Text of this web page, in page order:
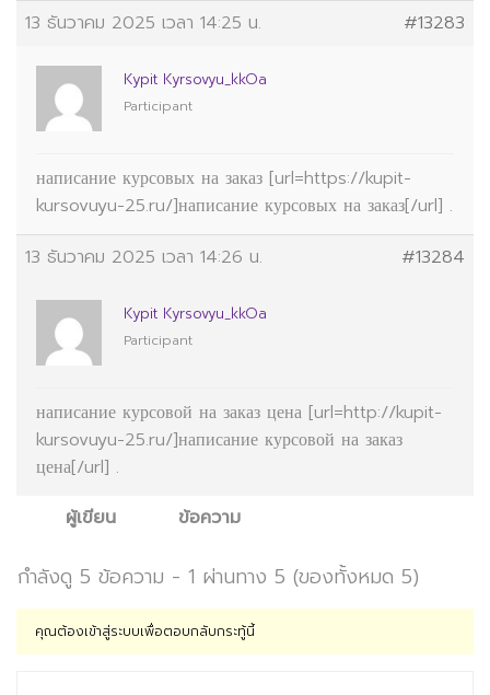
13 ธันวาคม 2025 เวลา 14:25 น.
#13283
Kypit Kyrsovyu_kkOa
Participant
написание курсовых на заказ [url=https://kupit-
kursovuyu-25.ru/]написание курсовых на заказ[/url] .
13 ธันวาคม 2025 เวลา 14:26 น.
#13284
Kypit Kyrsovyu_kkOa
Participant
написание курсовой на заказ цена [url=http://kupit-
kursovuyu-25.ru/]написание курсовой на заказ
цена[/url] .
ผู้เขียน
ข้อความ
กำลังดู 5 ข้อความ - 1 ผ่านทาง 5 (ของทั้งหมด 5)
คุณต้องเข้าสู่ระบบเพื่อตอบกลับกระทู้นี้